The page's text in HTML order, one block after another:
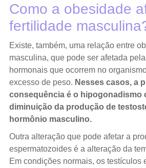
Como a obesidade
fertilidade
Existe, também, uma relação entre
masculina, que pode ser afetada
hormonais que ocorrem no
excesso de peso. Nesses casos, a
consequência é o hipogonadismo
diminuição da produção de
hormônio masculino.
Outra alteração que pode afetar a
espermatozoides é a alteração da
Em condições normais, os testículos